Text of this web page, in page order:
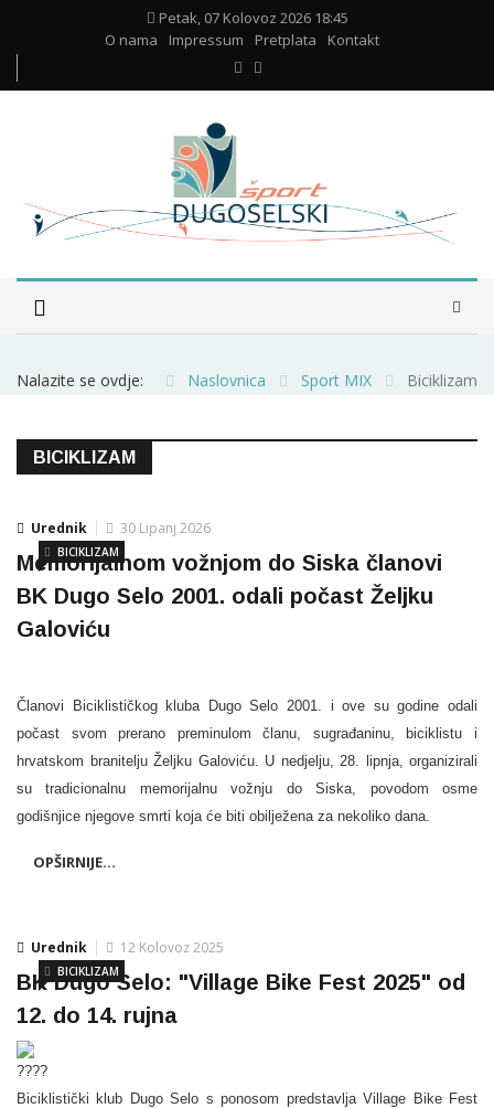
Petak, 07 Kolovoz 2026 18:45
O nama
Impressum Pretplata Kontakt
Nalazite se ovdje: Naslovnica Sport MIX Biciklizam
BICIKLIZAM
Urednik
BICIKLIZAM
30 Lipanj 2026
Memorijalnom vožnjom do Siska članovi
BK Dugo Selo 2001. odali počast Željku
Galoviću
Članovi Biciklističkog kluba Dugo Selo 2001. i ove su godine odali
počast svom prerano preminulom članu, sugrađaninu, biciklistu i
hrvatskom branitelju Željku Galoviću. U nedjelju, 28. lipnja, organizirali
su tradicionalnu memorijalnu vožnju do Siska, povodom osme
godišnjice njegove smrti koja će biti obilježena za nekoliko dana.
OPŠIRNIJE...
Urednik
BICIKLIZAM
12 Kolovoz 2025
BK Dugo Selo: "Village Bike Fest 2025" od
12. do 14. rujna
Biciklistički klub Dugo Selo s ponosom predstavlja Village Bike Fest